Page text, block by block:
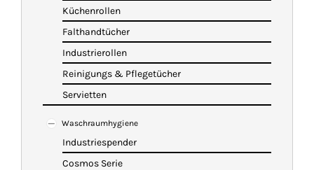
Küchenrollen
Falthandtücher
Industrierollen
Reinigungs & Pflegetücher
Servietten
Waschraumhygiene
Industriespender
Cosmos Serie